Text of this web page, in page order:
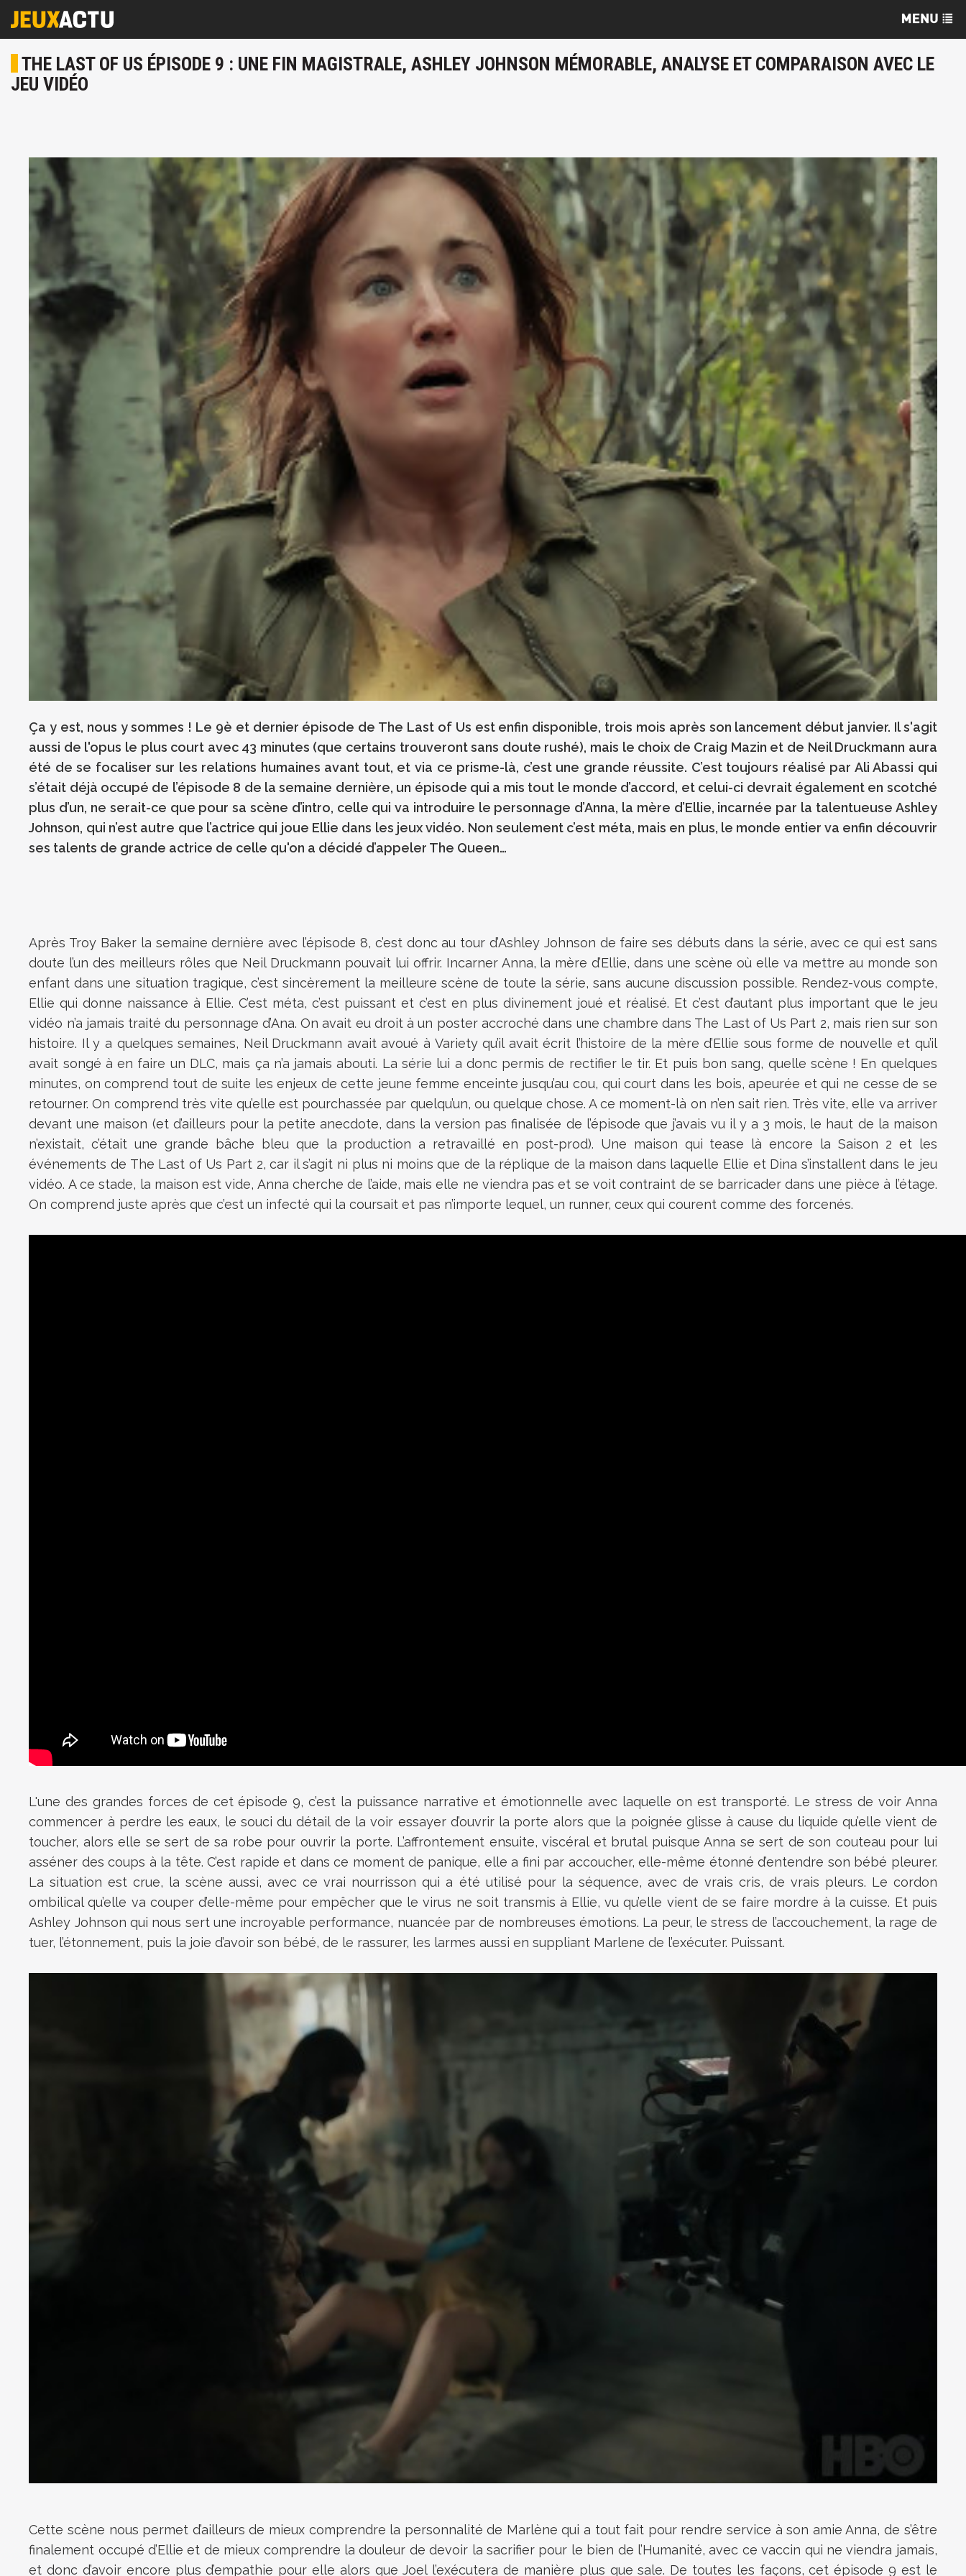
THE LAST OF US ÉPISODE 9 : UNE FIN MAGISTRALE, ASHLEY JOHNSON MÉMORABLE, ANALYSE ET COMPARAISON AVEC LE
JEU VIDÉO
Ça y est, nous y sommes ! Le 9è et dernier épisode de The Last of Us est enfin disponible, trois mois après son lancement début janvier. Il s'agit
aussi de l'opus le plus court avec 43 minutes (que certains trouveront sans doute rushé), mais le choix de Craig Mazin et de Neil Druckmann aura
été de se focaliser sur les relations humaines avant tout, et via ce prisme-là, c’est une grande réussite. C’est toujours réalisé par Ali Abassi qui
s’était déjà occupé de l’épisode 8 de la semaine dernière, un épisode qui a mis tout le monde d’accord, et celui-ci devrait également en scotché
plus d’un, ne serait-ce que pour sa scène d’intro, celle qui va introduire le personnage d’Anna, la mère d’Ellie, incarnée par la talentueuse Ashley
Johnson, qui n’est autre que l’actrice qui joue Ellie dans les jeux vidéo. Non seulement c’est méta, mais en plus, le monde entier va enfin découvrir
ses talents de grande actrice de celle qu'on a décidé d’appeler The Queen…
Après Troy Baker la semaine dernière avec l’épisode 8, c’est donc au tour d’Ashley Johnson de faire ses débuts dans la série, avec ce qui est sans
doute l’un des meilleurs rôles que Neil Druckmann pouvait lui offrir. Incarner Anna, la mère d’Ellie, dans une scène où elle va mettre au monde son
enfant dans une situation tragique, c’est sincèrement la meilleure scène de toute la série, sans aucune discussion possible. Rendez-vous compte,
Ellie qui donne naissance à Ellie. C’est méta, c’est puissant et c’est en plus divinement joué et réalisé. Et c’est d’autant plus important que le jeu
vidéo n’a jamais traité du personnage d’Ana. On avait eu droit à un poster accroché dans une chambre dans The Last of Us Part 2, mais rien sur son
histoire. Il y a quelques semaines, Neil Druckmann avait avoué à Variety qu’il avait écrit l’histoire de la mère d’Ellie sous forme de nouvelle et qu’il
avait songé à en faire un DLC, mais ça n’a jamais abouti. La série lui a donc permis de rectifier le tir. Et puis bon sang, quelle scène ! En quelques
minutes, on comprend tout de suite les enjeux de cette jeune femme enceinte jusqu’au cou, qui court dans les bois, apeurée et qui ne cesse de se
retourner. On comprend très vite qu’elle est pourchassée par quelqu’un, ou quelque chose. A ce moment-là on n’en sait rien. Très vite, elle va arriver
devant une maison (et d’ailleurs pour la petite anecdote, dans la version pas finalisée de l’épisode que j’avais vu il y a 3 mois, le haut de la maison
n’existait, c’était une grande bâche bleu que la production a retravaillé en post-prod). Une maison qui tease là encore la Saison 2 et les
événements de The Last of Us Part 2, car il s’agit ni plus ni moins que de la réplique de la maison dans laquelle Ellie et Dina s’installent dans le jeu
vidéo. A ce stade, la maison est vide, Anna cherche de l’aide, mais elle ne viendra pas et se voit contraint de se barricader dans une pièce à l’étage.
On comprend juste après que c’est un infecté qui la coursait et pas n’importe lequel, un runner, ceux qui courent comme des forcenés.
L'une des grandes forces de cet épisode 9, c’est la puissance narrative et émotionnelle avec laquelle on est transporté. Le stress de voir Anna
commencer à perdre les eaux, le souci du détail de la voir essayer d’ouvrir la porte alors que la poignée glisse à cause du liquide qu’elle vient de
toucher, alors elle se sert de sa robe pour ouvrir la porte. L’affrontement ensuite, viscéral et brutal puisque Anna se sert de son couteau pour lui
asséner des coups à la tête. C’est rapide et dans ce moment de panique, elle a fini par accoucher, elle-même étonné d’entendre son bébé pleurer.
La situation est crue, la scène aussi, avec ce vrai nourrisson qui a été utilisé pour la séquence, avec de vrais cris, de vrais pleurs. Le cordon
ombilical qu’elle va couper d’elle-même pour empêcher que le virus ne soit transmis à Ellie, vu qu’elle vient de se faire mordre à la cuisse. Et puis
Ashley Johnson qui nous sert une incroyable performance, nuancée par de nombreuses émotions. La peur, le stress de l’accouchement, la rage de
tuer, l’étonnement, puis la joie d’avoir son bébé, de le rassurer, les larmes aussi en suppliant Marlene de l’exécuter. Puissant.
Cette scène nous permet d’ailleurs de mieux comprendre la personnalité de Marlène qui a tout fait pour rendre service à son amie Anna, de s’être
finalement occupé d’Ellie et de mieux comprendre la douleur de devoir la sacrifier pour le bien de l’Humanité, avec ce vaccin qui ne viendra jamais,
et donc d’avoir encore plus d’empathie pour elle alors que Joel l’exécutera de manière plus que sale. De toutes les façons, cet épisode 9 est le